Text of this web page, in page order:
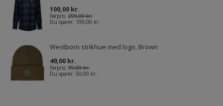
100,00 kr.
Førpris: 299,00 kr.
Du sparer: 199,00 kr.
Westborn strikhue med logo, Brown
49,00 kr.
Førpris: 99,00 kr.
Du sparer: 50,00 kr.